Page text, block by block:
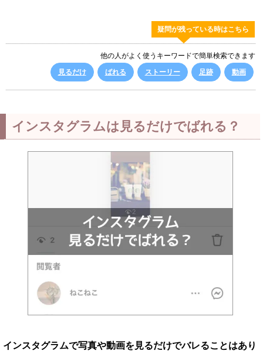
疑問が残っている時はこちら
他の人がよく使うキーワードで簡単検索できます
見るだけ
ばれる ストーリー 足跡 動画
インスタグラムは見るだけでばれる？
インスタグラムで写真や動画を見るだけでバレることはあり